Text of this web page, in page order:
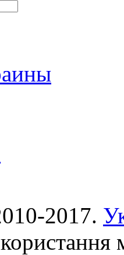
2017.